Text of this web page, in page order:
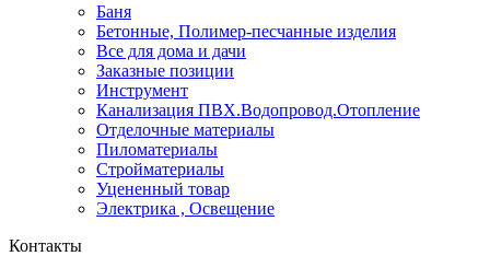
Баня
Бетонные, Полимер-песчанные изделия
Все для дома и дачи
Заказные позиции
Инструмент
Канализация ПВХ.Водопровод.Отопление
Отделочные материалы
Пиломатериалы
Стройматериалы
Уцененный товар
Электрика , Освещение
Контакты